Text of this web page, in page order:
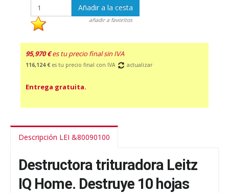
Añadir a la cesta
añadir a favoritos
95,970 € es tu precio final sin IVA
116,124 € es tu precio final con IVA actualizar
Entrega gratuita.
Descripción LEI &80090100
Destructora trituradora Leitz
IQ Home. Destruye 10 hojas